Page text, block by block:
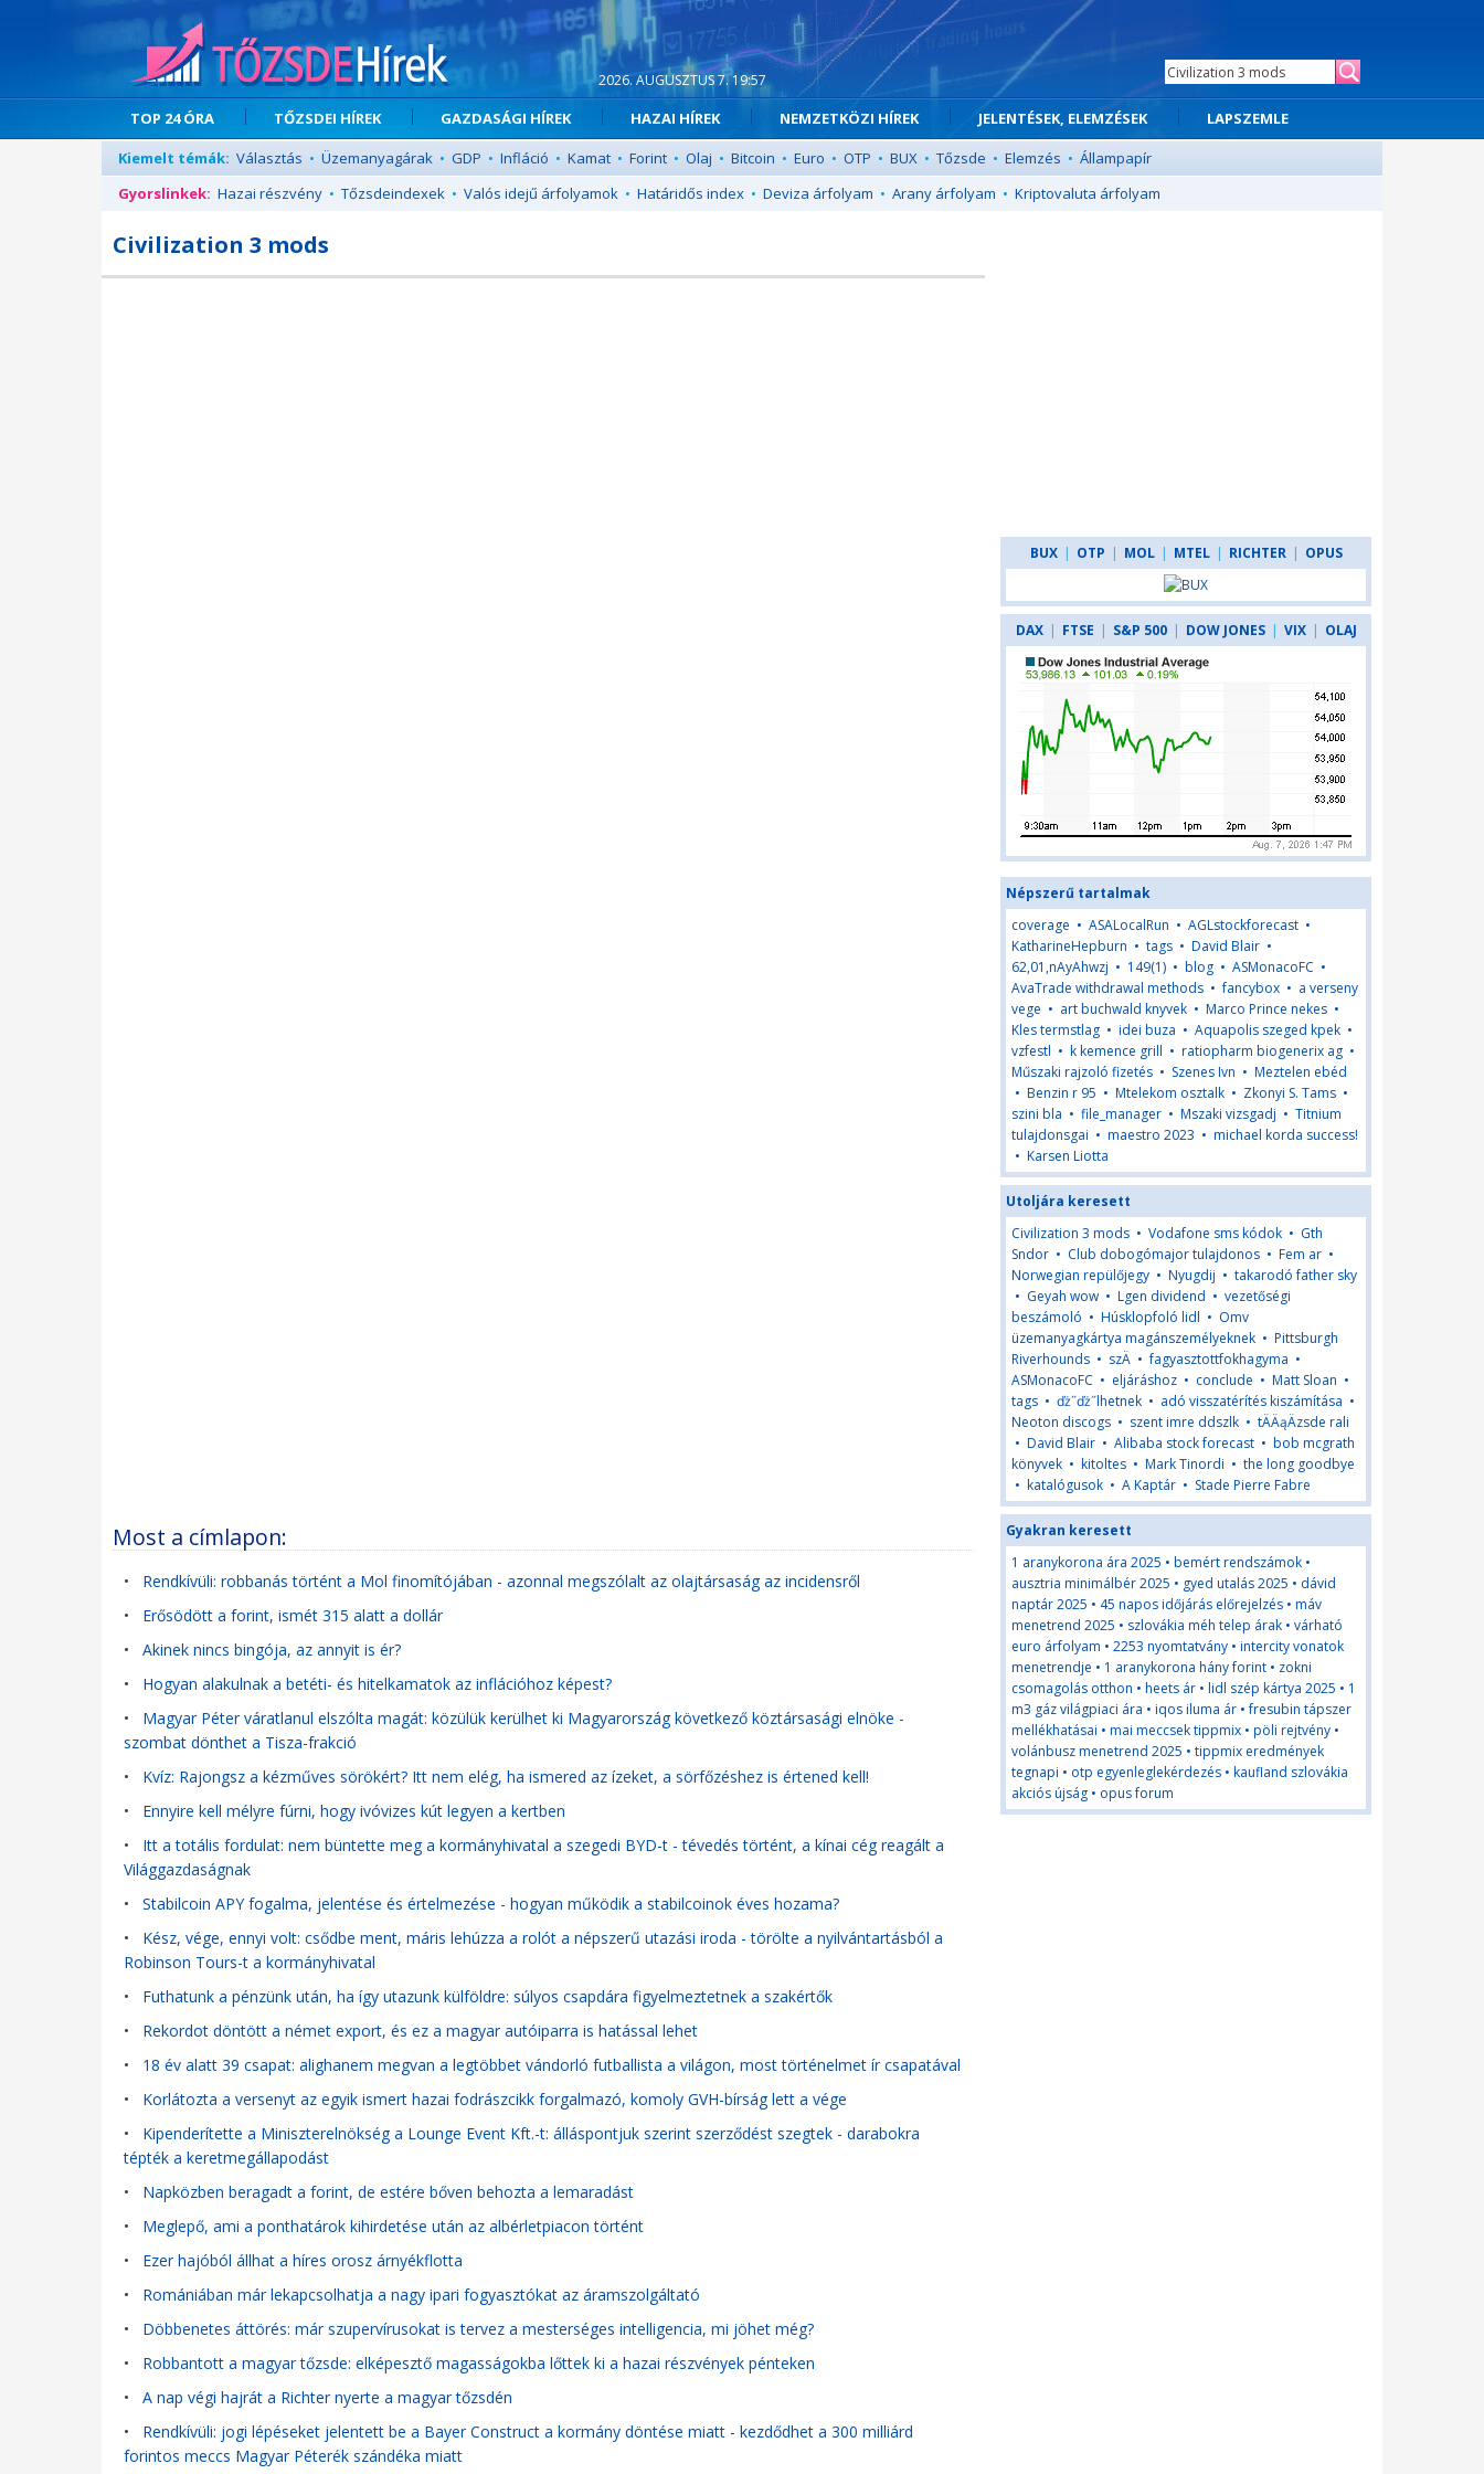
2026. AUGUSZTUS 7. 19:57
TOP 24 ÓRA TŐZSDEI HÍREK GAZDASÁGI HÍREK HAZAI HÍREK NEMZETKÖZI HÍREK JELENTÉSEK, ELEMZÉSEK
LAPSZEMLE
Kiemelt témák: Választás • Üzemanyagárak • GDP • Infláció • Kamat • Forint • Olaj • Bitcoin • Euro • OTP • BUX • Tőzsde • Elemzés • Állampapír
Gyorslinkek: Hazai részvény • Tőzsdeindexek • Valós idejű árfolyamok • Határidős index • Deviza árfolyam • Arany árfolyam • Kriptovaluta árfolyam
Civilization 3 mods
Most a címlapon:
• Rendkívüli: robbanás történt a Mol finomítójában - azonnal megszólalt az olajtársaság az incidensről
• Erősödött a forint, ismét 315 alatt a dollár
• Akinek nincs bingója, az annyit is ér?
• Hogyan alakulnak a betéti- és hitelkamatok az inflációhoz képest?
• Magyar Péter váratlanul elszólta magát: közülük kerülhet ki Magyarország következő köztársasági elnöke -
szombat dönthet a Tisza-frakció
• Kvíz: Rajongsz a kézműves sörökért? Itt nem elég, ha ismered az ízeket, a sörfőzéshez is értened kell!
• Ennyire kell mélyre fúrni, hogy ivóvizes kút legyen a kertben
• Itt a totális fordulat: nem büntette meg a kormányhivatal a szegedi BYD-t - tévedés történt, a kínai cég reagált a
Világgazdaságnak
• Stabilcoin APY fogalma, jelentése és értelmezése - hogyan működik a stabilcoinok éves hozama?
• Kész, vége, ennyi volt: csődbe ment, máris lehúzza a rolót a népszerű utazási iroda - törölte a nyilvántartásból a
Robinson Tours-t a kormányhivatal
• Futhatunk a pénzünk után, ha így utazunk külföldre: súlyos csapdára figyelmeztetnek a szakértők
• Rekordot döntött a német export, és ez a magyar autóiparra is hatással lehet
• 18 év alatt 39 csapat: alighanem megvan a legtöbbet vándorló futballista a világon, most történelmet ír csapatával
• Korlátozta a versenyt az egyik ismert hazai fodrászcikk forgalmazó, komoly GVH-bírság lett a vége
• Kipenderítette a Miniszterelnökség a Lounge Event Kft.-t: álláspontjuk szerint szerződést szegtek - darabokra
tépték a keretmegállapodást
• Napközben beragadt a forint, de estére bőven behozta a lemaradást
• Meglepő, ami a ponthatárok kihirdetése után az albérletpiacon történt
• Ezer hajóból állhat a híres orosz árnyékflotta
• Romániában már lekapcsolhatja a nagy ipari fogyasztókat az áramszolgáltató
• Döbbenetes áttörés: már szupervírusokat is tervez a mesterséges intelligencia, mi jöhet még?
• Robbantott a magyar tőzsde: elképesztő magasságokba lőttek ki a hazai részvények pénteken
• A nap végi hajrát a Richter nyerte a magyar tőzsdén
• Rendkívüli: jogi lépéseket jelentett be a Bayer Construct a kormány döntése miatt - kezdődhet a 300 milliárd
forintos meccs Magyar Péterék szándéka miatt
BUX | OTP | MOL | MTEL | RICHTER | OPUS
DAX | FTSE | S&P 500 | DOW JONES | VIX | OLAJ
Népszerű tartalmak
coverage • ASALocalRun • AGLstockforecast •
KatharineHepburn • tags • David Blair •
62,01,nAyAhwzj • 149(1) • blog • ASMonacoFC •
AvaTrade withdrawal methods •fancybox • a verseny
vege • art buchwald knyvek • Marco Prince nekes •
Kles termstlag • idei buza • Aquapolis szeged kpek •
vzfestl • k kemence grill • ratiopharm biogenerix ag •
Műszaki rajzoló fizetés • Szenes Ivn • Meztelen ebéd
• Benzin r 95 • Mtelekom osztalk • Zkonyi S. Tams •
szini bla • file_manager • Mszaki vizsgadj • Titnium
tulajdonsgai • maestro 2023 • michael korda success!
• Karsen Liotta
Utoljára keresett
Civilization 3 mods • Vodafone sms kódok • Gth
Sndor • Club dobogómajor tulajdonos • Fem ar •
Norwegian repülőjegy • Nyugdij • takarodó father sky
• Geyah wow • Lgen dividend • vezetőségi
beszámoló • Húsklopfoló lidl • Omv
üzemanyagkártya magánszemélyeknek • Pittsburgh
Riverhounds • szÄ •fagyasztottfokhagyma •
ASMonacoFC • eljáráshoz • conclude • Matt Sloan •
tags • ďż˝ďż˝lhetnek • adó visszatérítés kiszámítása •
Neoton discogs • szent imre ddszlk • tÄÄąÄzsde rali
• David Blair • Alibaba stock forecast • bob mcgrath
könyvek • kitoltes • Mark Tinordi • the long goodbye
• katalógusok • A Kaptár • Stade Pierre Fabre
Gyakran keresett
1 aranykorona ára 2025 • bemért rendszámok •
ausztria minimálbér 2025 • gyed utalás 2025 • dávid
naptár 2025 • 45 napos időjárás előrejelzés • máv
menetrend 2025 • szlovákia méh telep árak • várható
euro árfolyam • 2253 nyomtatvány • intercity vonatok
menetrendje • 1 aranykorona hány forint • zokni
csomagolás otthon • heets ár • lidl szép kártya 2025 • 1
m3 gáz világpiaci ára • iqos iluma ár •fresubin tápszer
mellékhatásai • mai meccsek tippmix • pöli rejtvény •
volánbusz menetrend 2025 • tippmix eredmények
tegnapi • otp egyenleglekérdezés • kaufland szlovákia
akciós újság • opus forum